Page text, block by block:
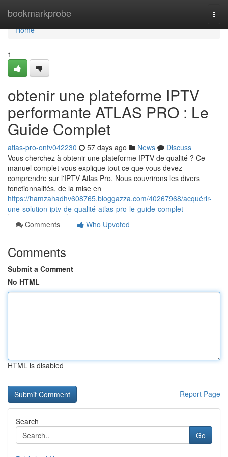
bookmarkprobe
Home
Home
1
obtenir une plateforme IPTV
performante ATLAS PRO : Le
Guide Complet
atlas-pro-ontv042230 57 days ago News
Discuss
Vous cherchez à obtenir une plateforme IPTV de qualité ? Ce
manuel complet vous explique tout ce que vous devez
comprendre sur l'IPTV Atlas Pro. Nous couvrirons les divers
fonctionnalités, de la mise en
https://hamzahadhv608765.bloggazza.com/40267968/acquérir-
une-solution-iptv-de-qualité-atlas-pro-le-guide-complet
Comments
Who Upvoted
Comments
Submit a Comment
No HTML
HTML is disabled
Report Page
Search
Go